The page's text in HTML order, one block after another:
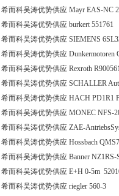
希而科吴涛优势供应 Mayr EAS-NC
希而科吴涛优势供应 burkert 551761
希而科吴涛优势供应 SIEMENS
希而科吴涛优势供应 Dunkermotoren
希而科吴涛优势供应 Rexroth
希而科吴涛优势供应 SCHALLER
希而科吴涛优势供应 HACH PD1R1
希而科吴涛优势供应 MONEC NFS-
希而科吴涛优势供应 ZAE-
希而科吴涛优势供应 Hossbach
希而科吴涛优势供应 Banner
希而科吴涛优势供应 E+H 0-5m
希而科吴涛优势供应 riegler 560-3